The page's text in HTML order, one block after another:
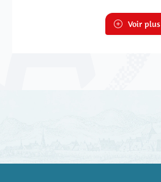
Voir plus